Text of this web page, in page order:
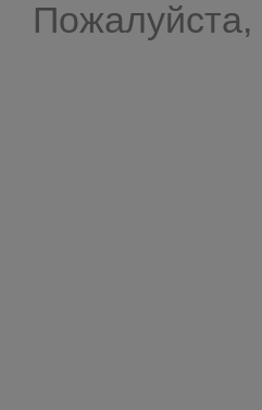
Пожалуйста,